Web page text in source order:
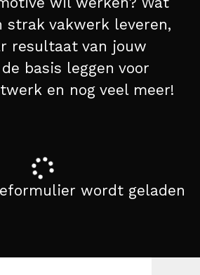
strak vakwerk leveren,
resultaat van jouw
basis leggen voor
en nog veel meer!
wordt geladen